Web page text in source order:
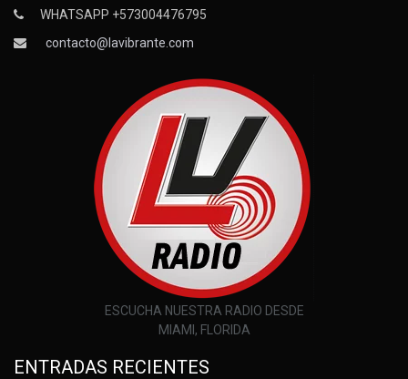
WHATSAPP +573004476795
contacto@lavibrante.com
ESCUCHA NUESTRA RADIO DESDE
MIAMI, FLORIDA
ENTRADAS RECIENTES